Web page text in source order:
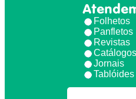
Folhetos
Panfletos
Revistas
Catálogos
Jornais
Tablóides